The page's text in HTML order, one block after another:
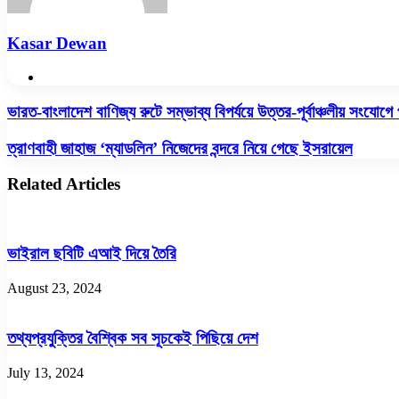
Kasar Dewan
ভারত-
বাণিজ্য
রুটে
বিপর্যয়ে
প্রভাব
সনোয়াল
ভারত-বাংলাদেশ বাণিজ্য রুটে সম্ভাব্য বিপর্যয়ে উত্তর-পূর্বাঞ্চলীয়
ত্রাণবাহী
জাহাজ
‘ম্যাডলিন’
নিজেদের
গেছে
ইসরায়েল
ত্রাণবাহী জাহাজ ‘ম্যাডলিন’ নিজেদের বন্দরে নিয়ে গেছে ইসরায়েল
Related Articles
ভাইরাল ছবিটি এআই দিয়ে তৈরি
August 23, 2024
তথ্যপ্রযুক্তির বৈশ্বিক সব সূচকেই পিছিয়ে দেশ
July 13, 2024